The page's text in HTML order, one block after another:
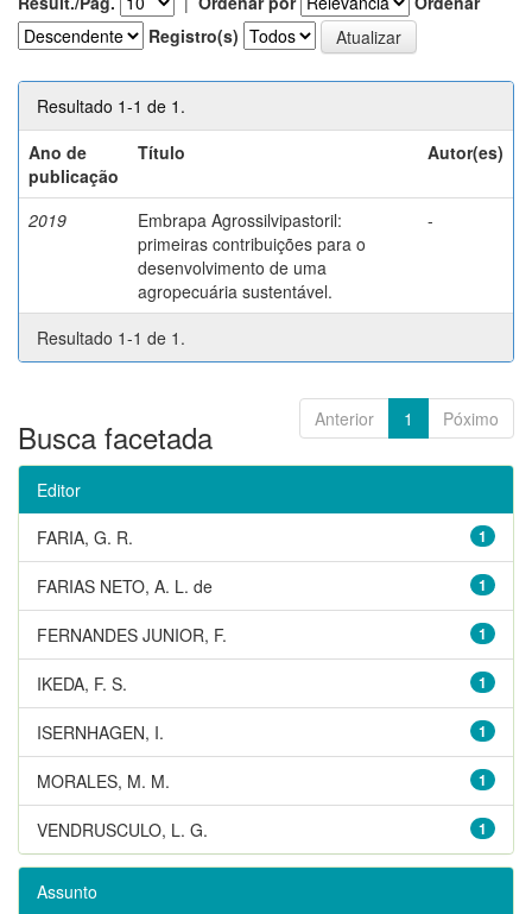
Registro(s)
Resultado 1-1 de 1.
Ano de
publicação
Título Autor(es)
2019
Embrapa Agrossilvipastoril:
primeiras contribuições para o
desenvolvimento de uma
agropecuária sustentável.
-
Resultado 1-1 de 1.
Anterior 1 Póximo
Busca facetada
Editor
1
FARIA, G. R.
1
FARIAS NETO, A. L. de
1
FERNANDES JUNIOR, F.
1
IKEDA, F. S.
1
ISERNHAGEN, I.
1
MORALES, M. M.
1
VENDRUSCULO, L. G.
Assunto